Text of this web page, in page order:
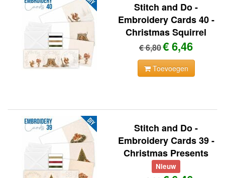
Stitch and Do -
Embroidery Cards 40 -
Christmas Squirrel
€ 6,80€ 6,46
Toevoegen
Stitch and Do -
Embroidery Cards 39 -
Christmas Presents
Nieuw